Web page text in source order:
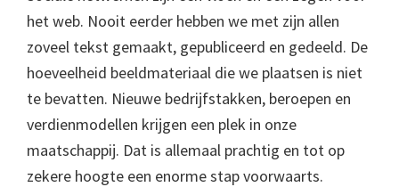
het web. Nooit eerder hebben we met zijn allen
zoveel tekst gemaakt, gepubliceerd en gedeeld. De
hoeveelheid beeldmateriaal die we plaatsen is niet
te bevatten. Nieuwe bedrijfstakken, beroepen en
verdienmodellen krijgen een plek in onze
maatschappij. Dat is allemaal prachtig en tot op
zekere hoogte een enorme stap voorwaarts.